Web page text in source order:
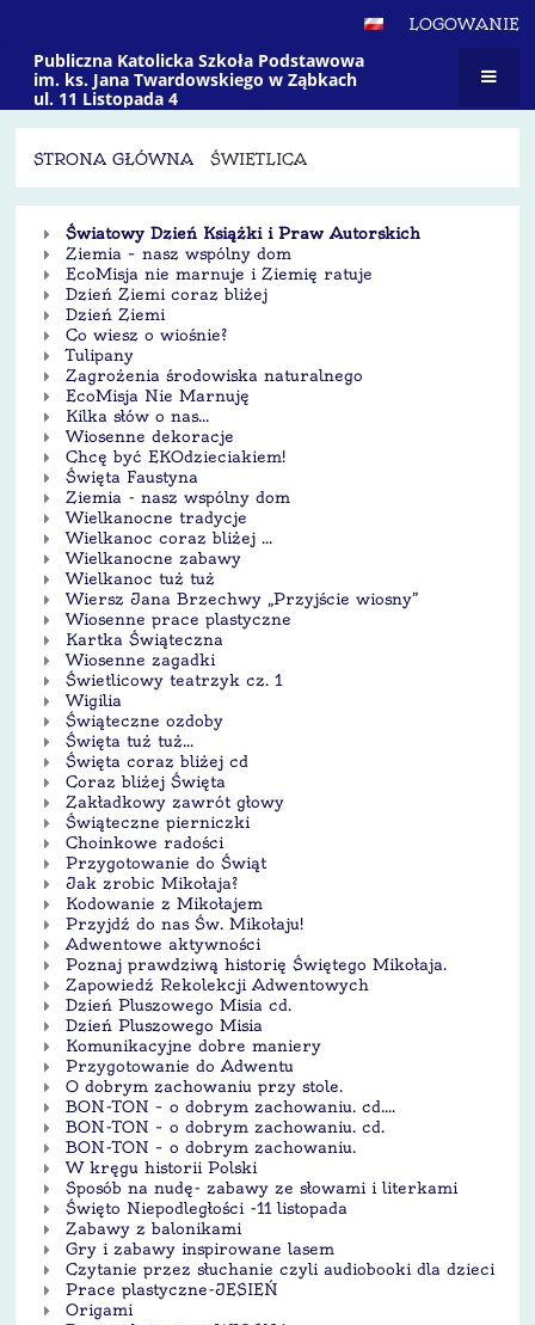
LOGOWANIE
Publiczna Katolicka Szkoła Podstawowa
im. ks. Jana Twardowskiego w Ząbkach
ul. 11 Listopada 4
STRONA GŁÓWNA ŚWIETLICA
Świetlica
Światowy Dzień Książki i Praw Autorskich
Ziemia – nasz wspólny dom
EcoMisja nie marnuje i Ziemię ratuje
Dzień Ziemi coraz bliżej
Dzień Ziemi
Co wiesz o wiośnie?
Tulipany
Zagrożenia środowiska naturalnego
EcoMisja Nie Marnuję
Kilka słów o nas...
Wiosenne dekoracje
Chcę być EKOdzieciakiem!
Święta Faustyna
Ziemia - nasz wspólny dom
Wielkanocne tradycje
Wielkanoc coraz bliżej ...
Wielkanocne zabawy
Wielkanoc tuż tuż
Wiersz Jana Brzechwy „Przyjście wiosny”
Wiosenne prace plastyczne
Kartka Świąteczna
Wiosenne zagadki
Świetlicowy teatrzyk cz. 1
Wigilia
Świąteczne ozdoby
Święta tuż tuż...
Święta coraz bliżej cd
Coraz bliżej Święta
Zakładkowy zawrót głowy
Świąteczne pierniczki
Choinkowe radości
Przygotowanie do Świąt
Jak zrobic Mikołaja?
Kodowanie z Mikołajem
Przyjdź do nas Św. Mikołaju!
Adwentowe aktywności
Poznaj prawdziwą historię Świętego Mikołaja.
Zapowiedź Rekolekcji Adwentowych
Dzień Pluszowego Misia cd.
Dzień Pluszowego Misia
Komunikacyjne dobre maniery
Przygotowanie do Adwentu
O dobrym zachowaniu przy stole.
BON-TON – o dobrym zachowaniu. cd....
BON-TON – o dobrym zachowaniu. cd.
BON-TON – o dobrym zachowaniu.
W kręgu historii Polski
Sposób na nudę- zabawy ze słowami i literkami
Święto Niepodległości -11 listopada
Zabawy z balonikami
Gry i zabawy inspirowane lasem
Czytanie przez słuchanie czyli audiobooki dla dzieci
Prace plastyczne-JESIEŃ
Origami